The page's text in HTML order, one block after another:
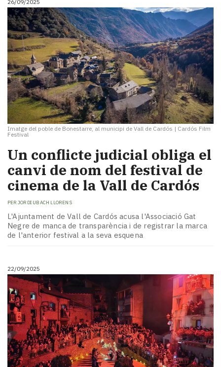
26/09/2025
Imatge del poble de Bonestarre, al municipi de Vall de Cardós | Cardós Film
Festival
​Un conflicte judicial obliga el
canvi de nom del festival de
cinema de la Vall de Cardós
PER JORDI UBACH LLORENS
L'Ajuntament de Vall de Cardós acusa l'Associació Gat
Negre de manca de transparència i de registrar la marca
de l'anterior festival a la seva esquena
22/09/2025